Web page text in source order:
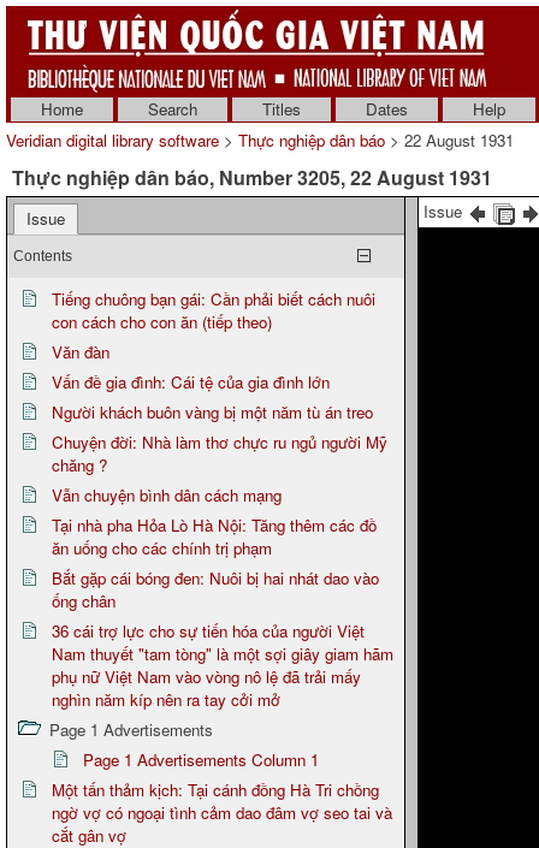
Home Search Titles Dates
Help
Veridian digital library software > Thực nghiệp dân báo > 22 August 1931
Thực nghiệp dân báo, Number 3205, 22 August 1931
Issue
Contents
Tiếng chuông bạn gái: Cần phải biết cách nuôi
con cách cho con ăn (tiếp theo)
Văn đàn
Vấn đề gia đình: Cái tệ của gia đình lớn
Người khách buôn vàng bị một năm tù án treo
Chuyện đời: Nhà làm thơ chực ru ngủ người Mỹ
chăng ?
Vẫn chuyện bình dân cách mạng
Tại nhà pha Hỏa Lò Hà Nội: Tăng thêm các đồ
ăn uống cho các chính trị phạm
Bắt gặp cái bóng đen: Nuôi bị hai nhát dao vào
ống chân
36 cái trợ lực cho sự tiến hóa của người Việt
Nam thuyết "tam tòng" là một sợi giây giam hãm
phụ nữ Việt Nam vào vòng nô lệ đã trải mấy
nghìn năm kíp nên ra tay cởi mở
Page 1 Advertisements
Page 1 Advertisements Column 1
Một tấn thảm kịch: Tại cánh đồng Hà Tri chồng
ngờ vợ có ngoại tình cảm dao đâm vợ seo tai và
cắt gân vợ
Issue